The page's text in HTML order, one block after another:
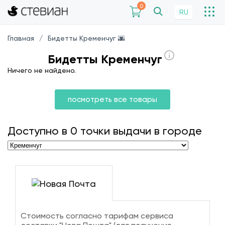
0
RU
Главная Бидетты Кременчуг 🌆
Бидетты Кременчуг
Ничего не найдено.
посмотреть все товары
Доступно в 0 точки выдачи в городе
Стоимость согласно тарифам сервиса